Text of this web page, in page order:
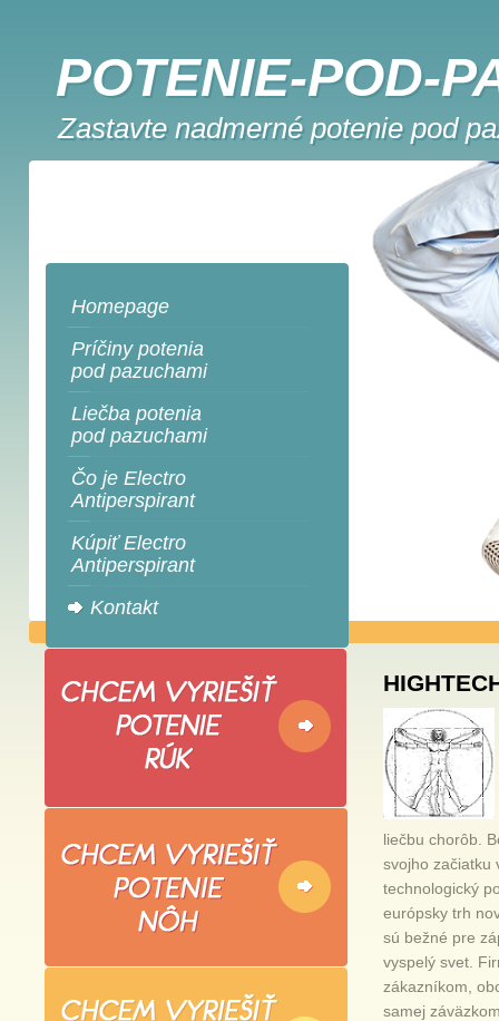
POTENIE-POD-
Zastavte nadmerné potenie pod
Homepage
Príčiny potenia
pod pazuchami
Liečba potenia
pod pazuchami
Čo je Electro
Antiperspirant
Kúpiť Electro
Antiperspirant
Kontakt
liečbu chorôb.
svojho začiatku
technologický
európsky trh
sú bežné pre
vyspelý svet.
zákazníkom,
samej